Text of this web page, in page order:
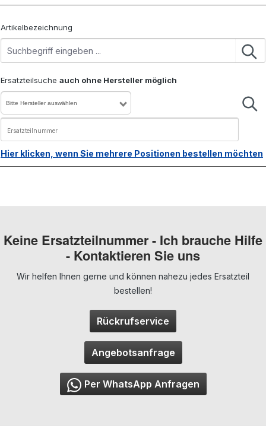
Artikelbezeichnung
Ersatzteilsuche auch ohne Hersteller möglich
Bitte Hersteller auswählen
Hier klicken, wenn Sie mehrere Positionen bestellen möchten
Keine Ersatzteilnummer - Ich brauche Hilfe
- Kontaktieren Sie uns
Wir helfen Ihnen gerne und können nahezu jedes Ersatzteil
bestellen!
Rückrufservice
Angebotsanfrage
Per WhatsApp Anfragen